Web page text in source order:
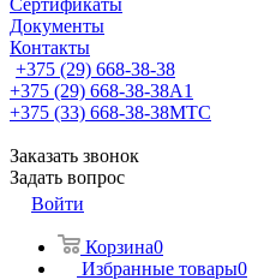
Сертификаты
Документы
Контакты
+375 (29) 668-38-38
+375 (29) 668-38-38A1
+375 (33) 668-38-38МТС
Заказать звонок
Задать вопрос
Войти
Корзина0
Избранные товары0